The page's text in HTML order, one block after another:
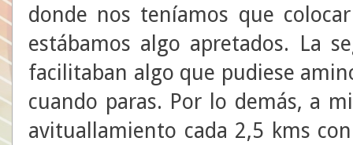
donde nos teníamos que
estábamos algo apretados. La
facilitaban algo que pudiese
cuando paras. Por lo demás, a
avituallamiento cada 2,5 kms